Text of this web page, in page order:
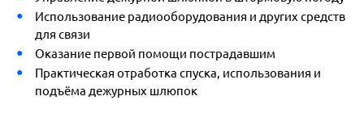
Использование радиооборудования и других средств
для связи
Оказание первой помощи пострадавшим
Практическая отработка спуска, использования и
подъёма дежурных шлюпок